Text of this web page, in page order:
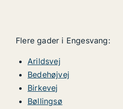
Flere gader i Engesvang:
Arildsvej
Bedehøjvej
Birkevej
Bøllingsø